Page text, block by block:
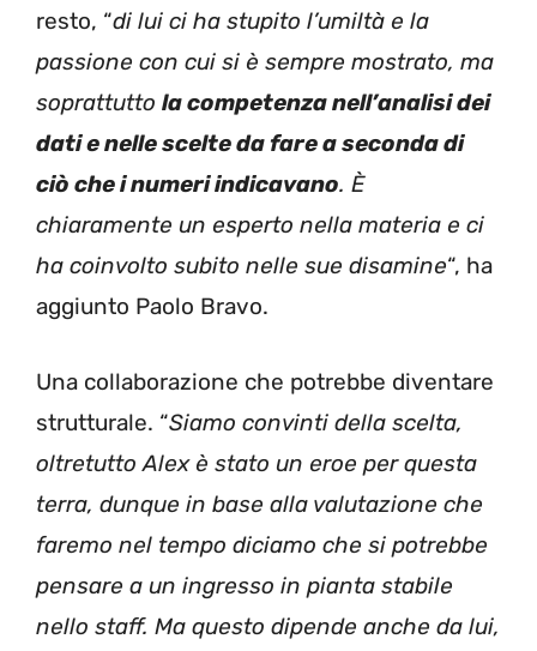
resto, “di lui ci ha stupito l’umiltà e la
passione con cui si è sempre mostrato, ma
soprattutto la competenza nell’analisi dei
dati e nelle scelte da fare a seconda di
ciò che i numeri indicavano. È
chiaramente un esperto nella materia e ci
ha coinvolto subito nelle sue disamine“, ha
aggiunto Paolo Bravo.
Una collaborazione che potrebbe diventare
strutturale. “Siamo convinti della scelta,
oltretutto Alex è stato un eroe per questa
terra, dunque in base alla valutazione che
faremo nel tempo diciamo che si potrebbe
pensare a un ingresso in pianta stabile
nello staff. Ma questo dipende anche da lui,